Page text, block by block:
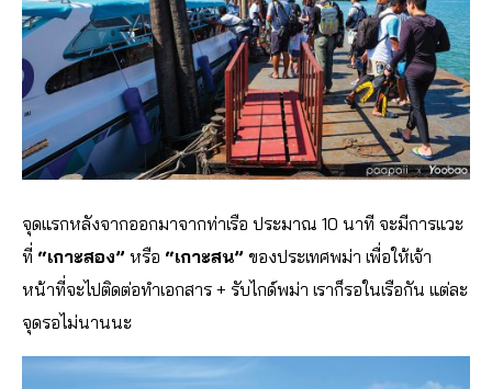
จุดแรกหลังจากออกมาจากท่าเรือ ประมาณ 10 นาที จะมีการแวะ
ที่ “เกาะสอง” หรือ “เกาะสน” ของประเทศพม่า เพื่อให้เจ้า
หน้าที่จะไปติดต่อทำเอกสาร + รับไกด์พม่า เราก็รอในเรือกัน แต่ละ
จุดรอไม่นานนะ